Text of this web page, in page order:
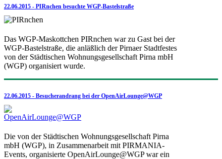
22.06.2015 - PIRnchen besuchte WGP-Bastelstraße
Das WGP-Maskottchen PIRnchen war zu Gast bei der
WGP-Bastelstraße, die anläßlich der Pirnaer Stadtfestes
von der Städtischen Wohnungsgesellschaft Pirna mbH
(WGP) organisiert wurde.
22.06.2015 - Besucherandrang bei der OpenAirLounge@WGP
Die von der Städtischen Wohnungsgesellschaft Pirna
mbH (WGP), in Zusammenarbeit mit PIRMANIA-
Events, organisierte OpenAirLounge@WGP war ein